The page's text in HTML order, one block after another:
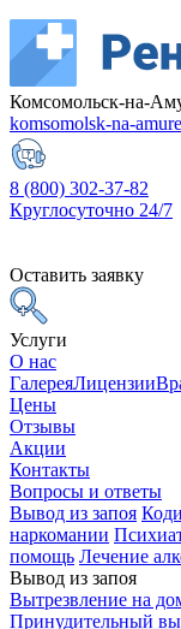
Комсомольск-на-
komsomolsk-na-
8 (800) 302-37-82
Круглосуточно 24/7
Оставить заявку
Услуги
О нас
ГалереяЛицензии
Цены
Отзывы
Акции
Контакты
Вопросы и ответы
Вывод из запоя
наркомании
помощь Лечение
Вывод из запоя
Вытрезвление на
Принудительный